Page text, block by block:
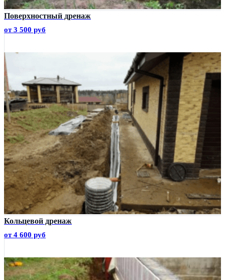
Поверхностный дренаж
от 3 500 руб
Кольцевой дренаж
от 4 600 руб